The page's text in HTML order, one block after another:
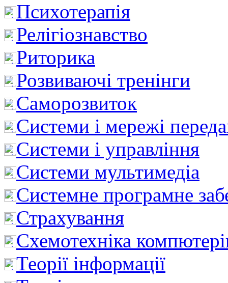
Психотерапія
Релігіознавство
Риторика
Розвиваючі тренінги
Саморозвиток
Системи і мережі
Системи і управління
Системи мультимедіа
Системне програмне
Страхування
Схемотехніка
Теорії інформації